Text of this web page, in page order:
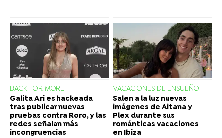
BACK FOR MORE
Galita Ari es hackeada
tras publicar nuevas
pruebas contra Roro, y las
redes señalan más
incongruencias
VACACIONES DE ENSUEÑO
Salen a la luz nuevas
imágenes de Aitana y
Plex durante sus
románticas vacaciones
en Ibiza